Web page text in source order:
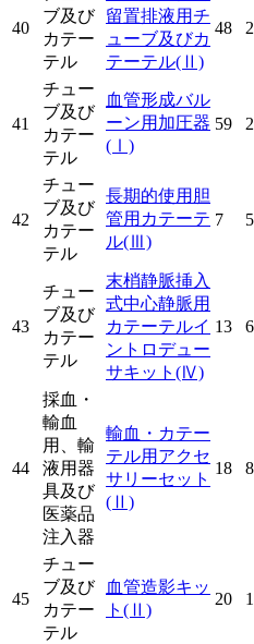
40
ブ及び
カテー
テル
留置排液用チ
ューブ及びカ
テーテル(Ⅱ)
48
41
チュー
ブ及び
カテー
テル
血管形成バル
ーン用加圧器
(Ⅰ)
59
42
チュー
ブ及び
カテー
テル
長期的使用胆
管用カテーテ
ル(Ⅲ)
7 5
43
チュー
ブ及び
カテー
テル
末梢静脈挿入
式中心静脈用
カテーテルイ
ントロデュー
サキット (Ⅳ)
13 6
44
採血・
輸血
用、輸
液用器
具及び
医薬品
注入器
輸血・カテー
テル用アクセ
サリーセット
(Ⅱ)
18 8
45
チュー
ブ及び
カテー
テル
血管造影キッ
ト (Ⅱ)
20